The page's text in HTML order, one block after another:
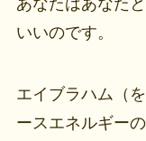
いいのです。
エイブラハム（
ースエネルギー